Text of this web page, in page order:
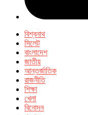
বিশ্বনাথ
সিলেট
বাংলাদেশ
জাতীয়
আন্তর্জাতিক
রাজনীতি
শিক্ষা
খেলা
বিনোদন